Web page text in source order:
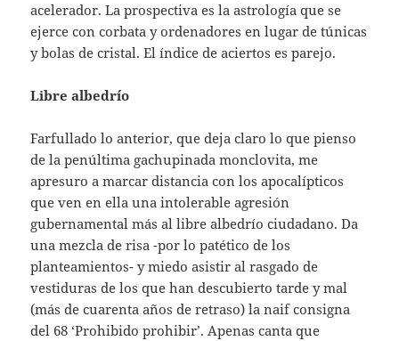
acelerador. La prospectiva es la astrología que se
ejerce con corbata y ordenadores en lugar de túnicas
y bolas de cristal. El índice de aciertos es parejo.
Libre albedrío
Farfullado lo anterior, que deja claro lo que pienso
de la penúltima gachupinada monclovita, me
apresuro a marcar distancia con los apocalípticos
que ven en ella una intolerable agresión
gubernamental más al libre albedrío ciudadano. Da
una mezcla de risa -por lo patético de los
planteamientos- y miedo asistir al rasgado de
vestiduras de los que han descubierto tarde y mal
(más de cuarenta años de retraso) la naif consigna
del 68 ‘Prohibido prohibir’. Apenas canta que